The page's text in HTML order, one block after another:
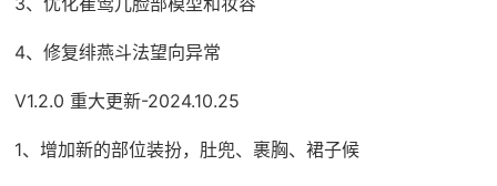
4、修复绯燕斗法望向异常
V1.2.0 重大更新-2024.10.25
1、增加新的部位装扮，肚兜、裹胸、裙子候